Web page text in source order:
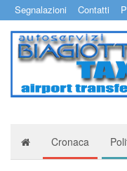
Segnalazioni Contatti
Cronaca